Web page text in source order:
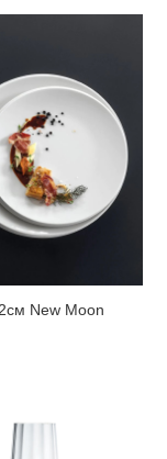
New Moon